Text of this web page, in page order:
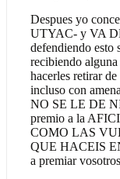
Despues yo
UTYAC- y VA
defendiendo esto
recibiendo
hacerles retirar
incluso con
NO SE LE DE
premio a la
COMO LAS
QUE HACEIS
a premiar